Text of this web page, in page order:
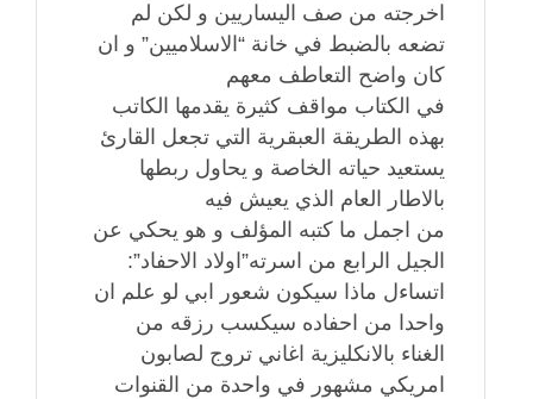
اخرجته من صف اليساريين و لكن لم
تضعه بالضبط في خانة “الاسلاميين” و ان
كان واضح التعاطف معهم
في الكتاب مواقف كثيرة يقدمها الكاتب
بهذه الطريقة العبقرية التي تجعل القارئ
يستعيد حياته الخاصة و يحاول ربطها
بالاطار العام الذي يعيش فيه
من اجمل ما كتبه المؤلف و هو يحكي عن
الجيل الرابع من اسرته”اولاد الاحفاد”:
اتساءل ماذا سيكون شعور ابي لو علم ان
واحدا من احفاده سيكسب رزقه من
الغناء بالانكليزية اغاني تروج لصابون
امريكي مشهور في واحدة من القنوات